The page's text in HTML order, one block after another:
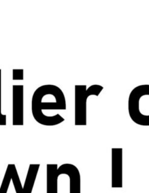
Pour public enfant 7 à 12 ans
Dans cet atelier nous allons
nos imaginaires.
Nous cultiverons un état
d’agrandir la conscience de soi,
Je propose une boite à outils